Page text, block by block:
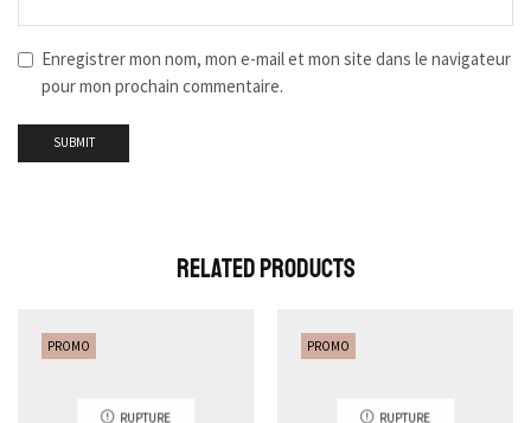
Enregistrer mon nom, mon e-mail et mon site dans le navigateur
pour mon prochain commentaire.
Related Products
PROMO
RUPTURE
PROMO
RUPTURE